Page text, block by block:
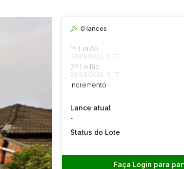
0 lances
1º Leilão
03/08/2026 10:17
2º Leilão
28/08/2026 10:17
Incremento
Lance atual
-
Status do Lote
Faça Login para